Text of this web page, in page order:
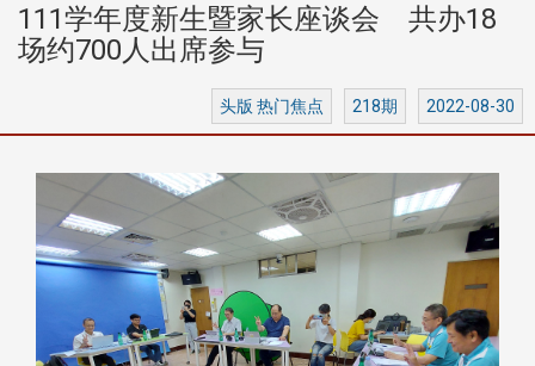
111学年度新生暨家长座谈会 共办18
场约700人出席参与
头版 热门焦点 218期 2022-08-30